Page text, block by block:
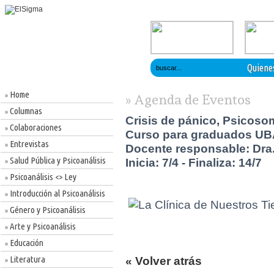
» Home
» Columnas
» Colaboraciones
» Entrevistas
» Salud Pública y Psicoanálisis
» Psicoanálisis <> Ley
» Introducción al Psicoanálisis
» Género y Psicoanálisis
» Arte y Psicoanálisis
» Educación
» Literatura
» Agenda de Eventos
Crisis de pánico,
Curso para graduados
Docente responsable:
Inicia: 7/4 - Finaliza: 14/7
« Volver atrás